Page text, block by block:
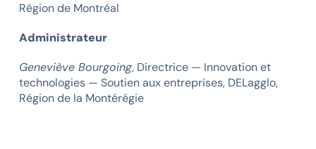
Région de Montréal
Administrateur
Geneviève Bourgoing, Directrice — Innovation et
technologies — Soutien aux entreprises, DELagglo,
Région de la Montérégie